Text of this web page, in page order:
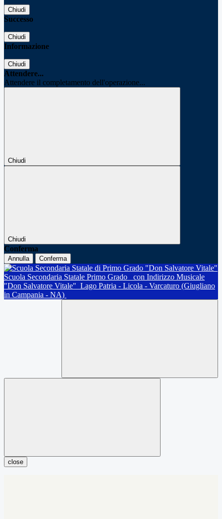
Chiudi
Successo
Chiudi
Informazione
Chiudi
Attendere...
Attendere il completamento dell'operazione...
Chiudi
Chiudi
Conferma
Annulla Conferma
Scuola Secondaria Statale Primo Grado
con Indirizzo Musicale
"Don Salvatore Vitale" Lago Patria - Licola - Varcaturo (Giugliano
in Campania - NA)
close